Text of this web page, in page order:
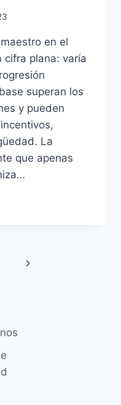
en el
cifra plana: varía
superan los
y pueden
La
que apenas
Siguiente